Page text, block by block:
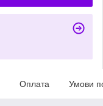
Оплата Умови